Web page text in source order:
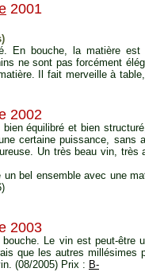
2001
En bouche, la matière est
ne sont pas forcément
Il fait merveille à
2002
équilibré et bien
certaine puissance, sans
Un très beau vin, très
bel ensemble avec une
2003
Le vin est peut-être
que les autres millésimes
(08/2005) Prix : B-